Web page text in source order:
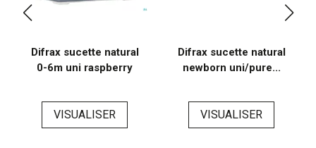
Difrax sucette natural
0-6m uni raspberry
VISUALISER
Difrax sucette natural
newborn uni/pure...
VISUALISER